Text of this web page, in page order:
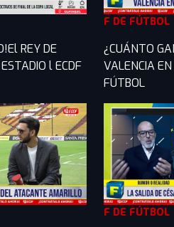
REY DE
l ECDF
F DE FÚTBOL
¿CUÁNTO
VALENCIA
FÚTBOL
F DE FÚTBOL